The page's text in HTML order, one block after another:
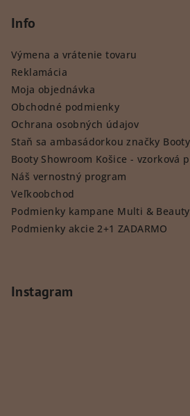
Info
Výmena a vrátenie tovaru
Reklamácia
Moja objednávka
Obchodné podmienky
Ochrana osobných údajov
Staň sa ambasádorkou značky
Booty Showroom Košice - vzorková
Náš vernostný program
Veľkoobchod
Podmienky kampane Multi &
Podmienky akcie 2+1 ZADARMO
Instagram